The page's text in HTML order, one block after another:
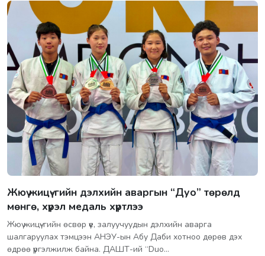
Жюү жицү-гийн дэлхийн аваргын “Дуо” төрөлд
мөнгө, хүрэл медаль хүртлээ
Жюү жицү-гийн өсвөр үе, залуучуудын дэлхийн аварга
шалгаруулах тэмцээн АНЭУ-ын Абу Даби хотноо дөрөв дэх
өдрөө үргэлжилж байна. ДАШТ-ий “Duo…